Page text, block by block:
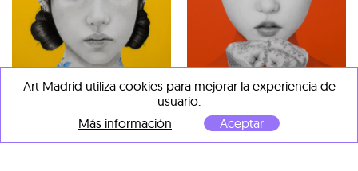
, 2026
Lantomo
Honge series ii, 2025
Grafito, carbón, acrílico y
agua cola sobre papel
Art Madrid utiliza cookies para mejorar la experiencia de
usuario.
Más información
Aceptar